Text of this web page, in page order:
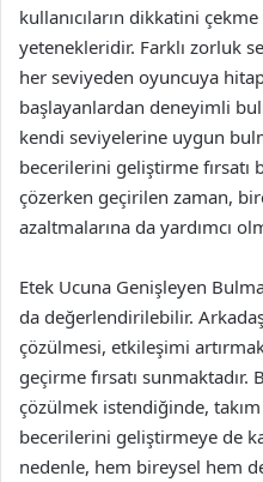
kullanıcıların dikkatini
yetenekleridir. Farklı zorluk
her seviyeden oyuncuya
başlayanlardan deneyimli
kendi seviyelerine uygun
becerilerini geliştirme fırsatı
çözerken geçirilen zaman,
azaltmalarına da yardımcı
Etek Ucuna Genişleyen
da değerlendirilebilir.
çözülmesi, etkileşimi
geçirme fırsatı
çözülmek istendiğinde, takım
becerilerini geliştirmeye de
nedenle, hem bireysel hem